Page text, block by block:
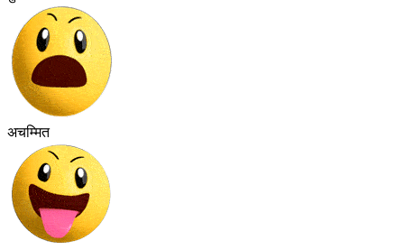
अचम्मित